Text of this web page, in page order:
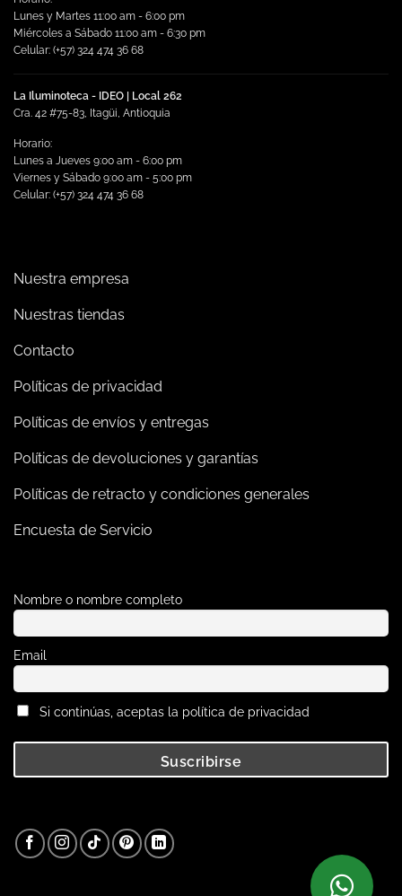
Lunes y Martes 11:00 am - 6:00 pm
Miércoles a Sábado 11:00 am - 6:30 pm
Celular: (+57) 324 474 36 68
La Iluminoteca - IDEO | Local 262
Cra. 42 #75-83, Itagüi, Antioquia
Horario:
Lunes a Jueves 9:00 am - 6:00 pm
Viernes y Sábado 9:00 am - 5:00 pm
Celular: (+57) 324 474 36 68
Nuestra empresa
Nuestras tiendas
Contacto
Políticas de privacidad
Políticas de envíos y entregas
Políticas de devoluciones y garantías
Políticas de retracto y condiciones generales
Encuesta de Servicio
Nombre o nombre completo
Email
Si continúas, aceptas la política de privacidad